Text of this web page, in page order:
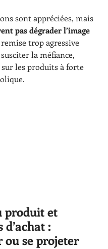
sont appréciées, mais
pas dégrader l’image
remise trop agressive
la méfiance,
les produits à forte
produit et
:
ou se projeter